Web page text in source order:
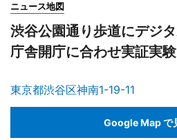
ニュース地図
渋谷公園通り歩道にデジ
庁舎開庁に合わせ実証実験
東京都渋谷区神南1-19-11
Google Map で